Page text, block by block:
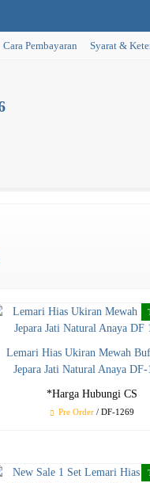
Cara Pembayaran Syarat &
Lemari Hias Ukiran Mewah
Jepara Jati Natural Anaya DF-
*Harga Hubungi CS
Pre Order/ DF-1269